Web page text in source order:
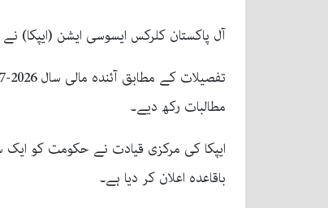
آل پاکستان کلرکس ایسوسی ایشن (ایپکا) نے سرکاری ملازمین کی تنخواہوں 200 فیصد
مطالبات رکھ دیے۔
باقاعدہ اعلان کر دیا ہے۔